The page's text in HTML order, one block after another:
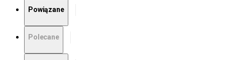
Powiązane
Polecane